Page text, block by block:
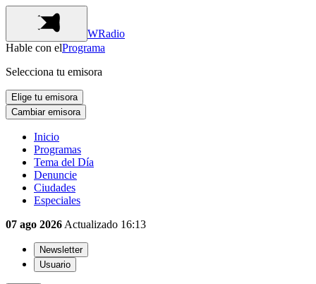
WRadio
Hable con elPrograma
Selecciona tu emisora
Elige tu emisora
Cambiar emisora
Inicio
Programas
Tema del Día
Denuncie
Ciudades
Especiales
07 ago 2026 Actualizado 16:13
Newsletter
Usuario